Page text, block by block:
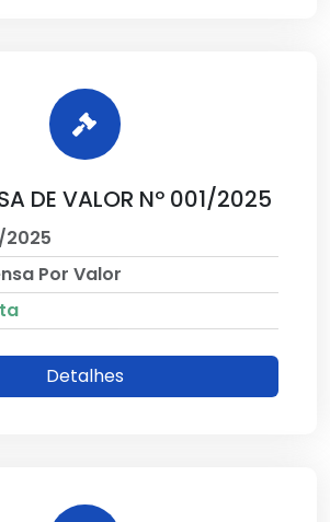
DE VALOR Nº 001/2025
Por Valor
Detalhes